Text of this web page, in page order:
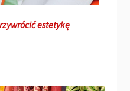
estetykę